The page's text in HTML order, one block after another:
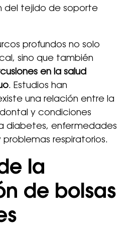
del tejido de soporte
profundos no solo
sino que también
en la salud
. Estudios han
una relación entre la
y condiciones
diabetes, enfermedades
respiratorios.
la
de bolsas